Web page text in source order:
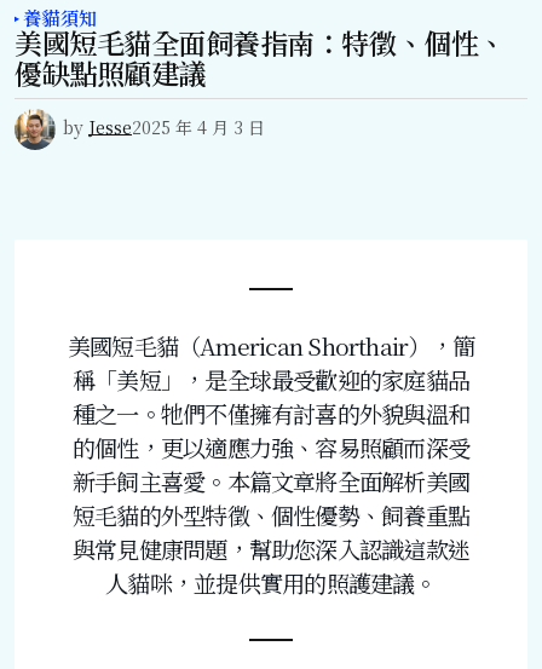
養貓須知
美國短毛貓全面飼養指南：特徵、個性、
優缺點照顧建議
by Jesse2025 年 4 月 3 日
美國短毛貓（American Shorthair），簡
稱「美短」，是全球最受歡迎的家庭貓品
種之一。牠們不僅擁有討喜的外貌與溫和
的個性，更以適應力強、容易照顧而深受
新手飼主喜愛。本篇文章將全面解析美國
短毛貓的外型特徵、個性優勢、飼養重點
與常見健康問題，幫助您深入認識這款迷
人貓咪，並提供實用的照護建議。